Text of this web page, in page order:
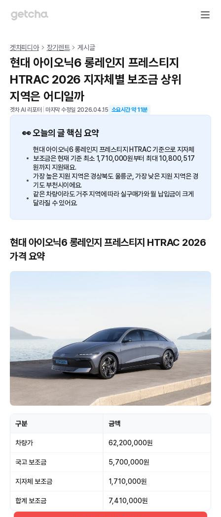
겟차피디아 장기렌트 게시글
현대 아이오닉6 롱레인지 프레스티지
HTRAC 2026 지자체별 보조금 상위
지역은 어디일까
겟차 AI 리포터 마지막 수정일 2026.04.15 소요시간 약11분
👀 오늘의 글 핵심 요약
현대 아이오닉6 롱레인지 프레스티지 HTRAC 기준으로 지자체
보조금은 현재 기준 최소 1,710,000원부터 최대 10,800,517
원까지 지원돼요.
가장 높은 지원 지역은 경상북도 울릉군, 가장 낮은 지원 지역은 경
기도 부천시이에요.
같은 차량이라도 거주 지역에 따라 실구매가와 월 납입금이 크게
달라질 수 있어요.
현대 아이오닉6 롱레인지 프레스티지 HTRAC 2026
가격 요약
구분 금액
차량가 62,200,000원
국고 보조금 5,700,000원
지자체 보조금 1,710,000원
합계 보조금 7,410,000원